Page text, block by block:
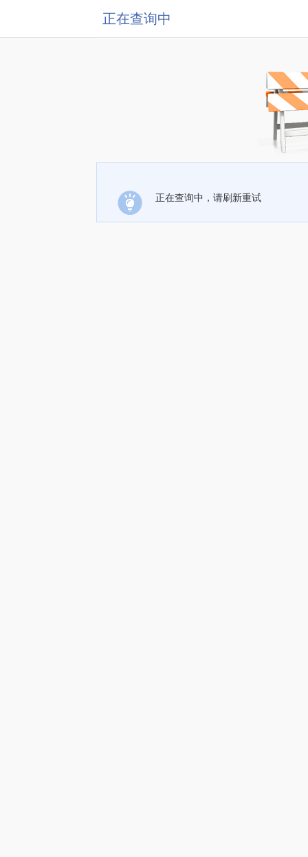
正在查询中
正在查询中，请刷新重试